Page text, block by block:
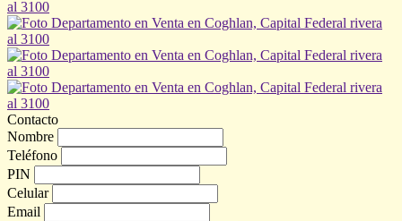
Contacto
Nombre
Teléfono
PIN
Celular
Email